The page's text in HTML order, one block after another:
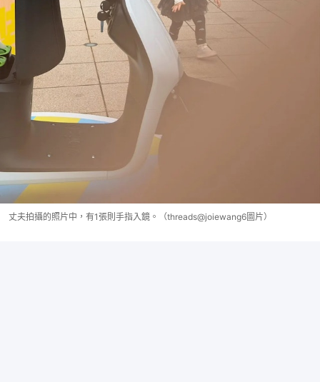
丈夫拍攝的照片中，有1張則手指入鏡。（threads@joiewang6圖片）